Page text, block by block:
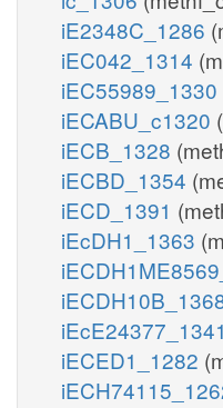
iE2348C_1286
iEC042_1314
iEC55989_1330
iECABU_c1320
iECB_1328
iECBD_1354
iECD_1391
iEcDH1_1363
iEcE24377_1341
iECED1_1282